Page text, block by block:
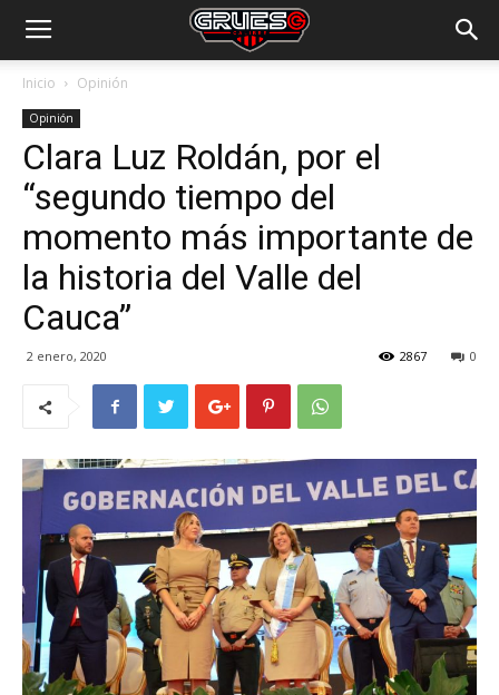
Inicio Opinión
Opinión
Clara Luz Roldán, por el
“segundo tiempo del
momento más importante de
la historia del Valle del
Cauca”
2 enero, 2020 0
2867